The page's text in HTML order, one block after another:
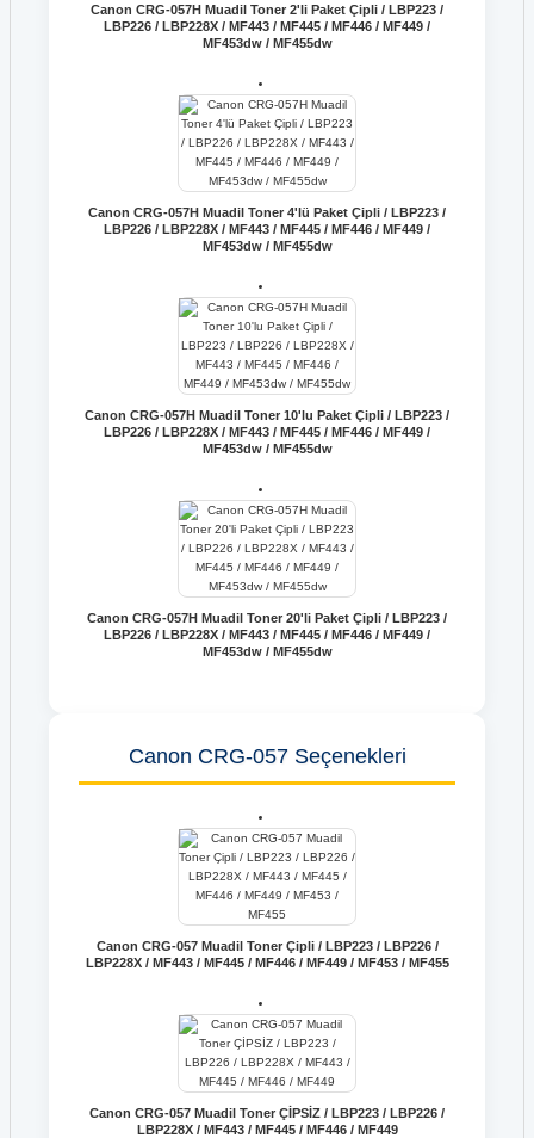
Canon CRG-057H Muadil Toner 2'li Paket Çipli / LBP223 /
LBP226 / LBP228X / MF443 / MF445 / MF446 / MF449 /
MF453dw / MF455dw
Canon CRG-057H Muadil Toner 4'lü Paket Çipli / LBP223 /
LBP226 / LBP228X / MF443 / MF445 / MF446 / MF449 /
MF453dw / MF455dw
Canon CRG-057H Muadil Toner 10'lu Paket Çipli / LBP223 /
LBP226 / LBP228X / MF443 / MF445 / MF446 / MF449 /
MF453dw / MF455dw
Canon CRG-057H Muadil Toner 20'li Paket Çipli / LBP223 /
LBP226 / LBP228X / MF443 / MF445 / MF446 / MF449 /
MF453dw / MF455dw
Canon CRG-057 Seçenekleri
Canon CRG-057 Muadil Toner Çipli / LBP223 / LBP226 /
LBP228X / MF443 / MF445 / MF446 / MF449 / MF453 / MF455
Canon CRG-057 Muadil Toner ÇİPSİZ / LBP223 / LBP226 /
LBP228X / MF443 / MF445 / MF446 / MF449